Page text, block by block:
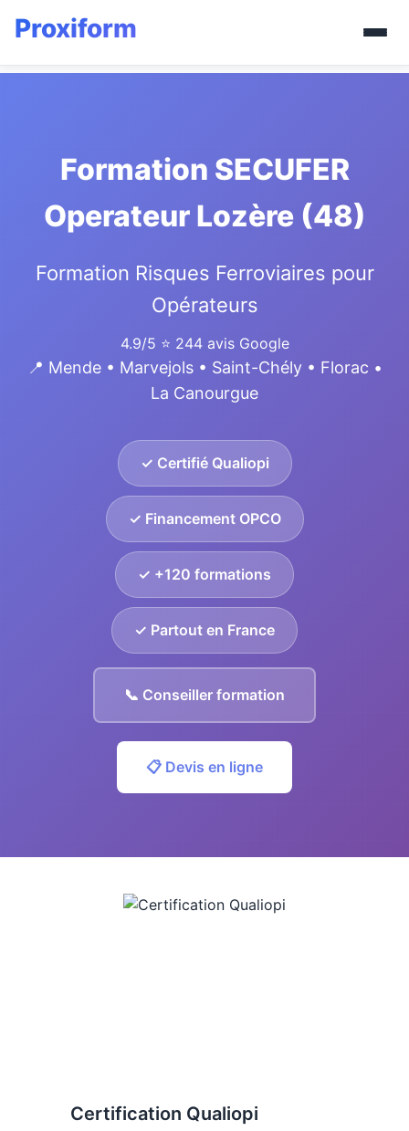
Formation SECUFER
Operateur Lozère (48)
Formation Risques Ferroviaires pour
Opérateurs
4.9/5 ⭐ 244 avis Google
📍 Mende • Marvejols • Saint-Chély • Florac •
La Canourgue
✓ Certifié Qualiopi
✓ Financement OPCO
✓ +120 formations
✓ Partout en France
📞 Conseiller formation
📋 Devis en ligne
Certification Qualiopi